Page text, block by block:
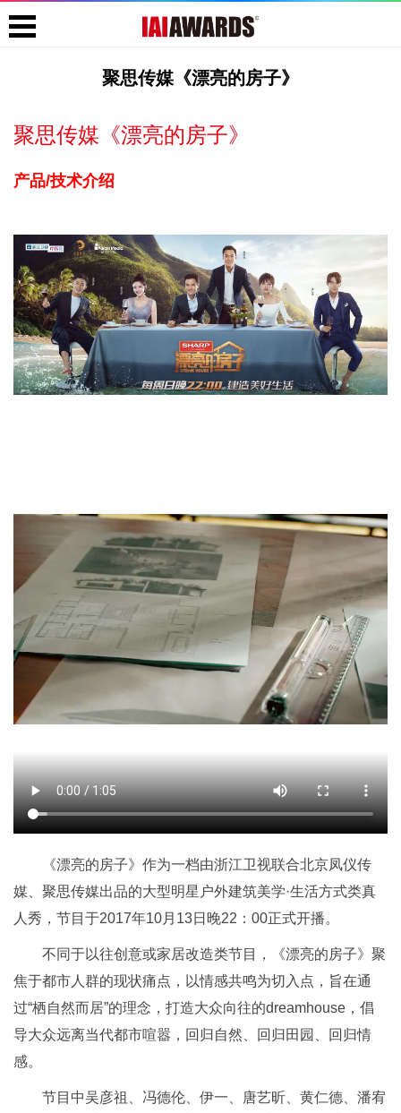
聚思传媒《漂亮的房子》
聚思传媒《漂亮的房子》
产品/技术介绍
《漂亮的房子》作为一档由浙江卫视联合北京凤仪传
媒、聚思传媒出品的大型明星户外建筑美学·生活方式类真
人秀，节目于2017年10月13日晚22：00正式开播。
不同于以往创意或家居改造类节目，《漂亮的房子》聚
焦于都市人群的现状痛点，以情感共鸣为切入点，旨在通
过“栖自然而居”的理念，打造大众向往的dreamhouse，倡
导大众远离当代都市喧嚣，回归自然、回归田园、回归情
感。
节目中吴彦祖、冯德伦、伊一、唐艺昕、黄仁德、潘宥